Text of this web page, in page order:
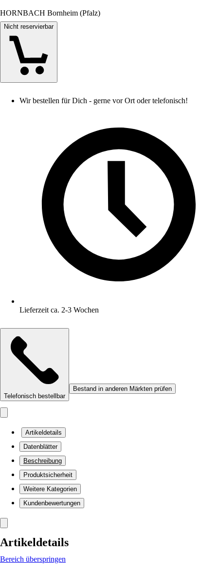
HORNBACH Bornheim (Pfalz)
Nicht reservierbar
Wir bestellen für Dich - gerne vor Ort oder telefonisch!
Lieferzeit ca. 2-3 Wochen
Telefonisch bestellbar
Bestand in anderen Märkten prüfen
Artikeldetails
Datenblätter
Beschreibung
Produktsicherheit
Weitere Kategorien
Kundenbewertungen
Artikeldetails
Bereich überspringen